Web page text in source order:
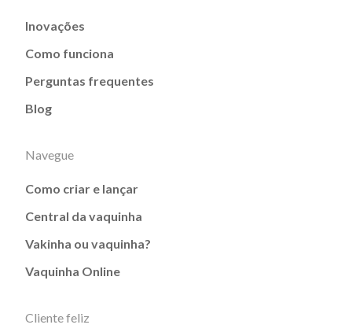
Inovações
Como funciona
Perguntas frequentes
Blog
Navegue
Como criar e lançar
Central da vaquinha
Vakinha ou vaquinha?
Vaquinha Online
Cliente feliz